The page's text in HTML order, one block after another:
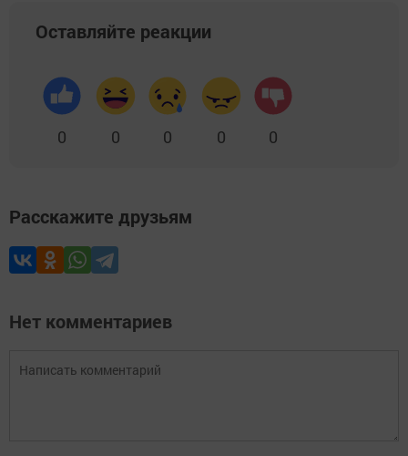
Оставляйте реакции
0 0 0 0 0
Расскажите друзьям
Нет комментариев